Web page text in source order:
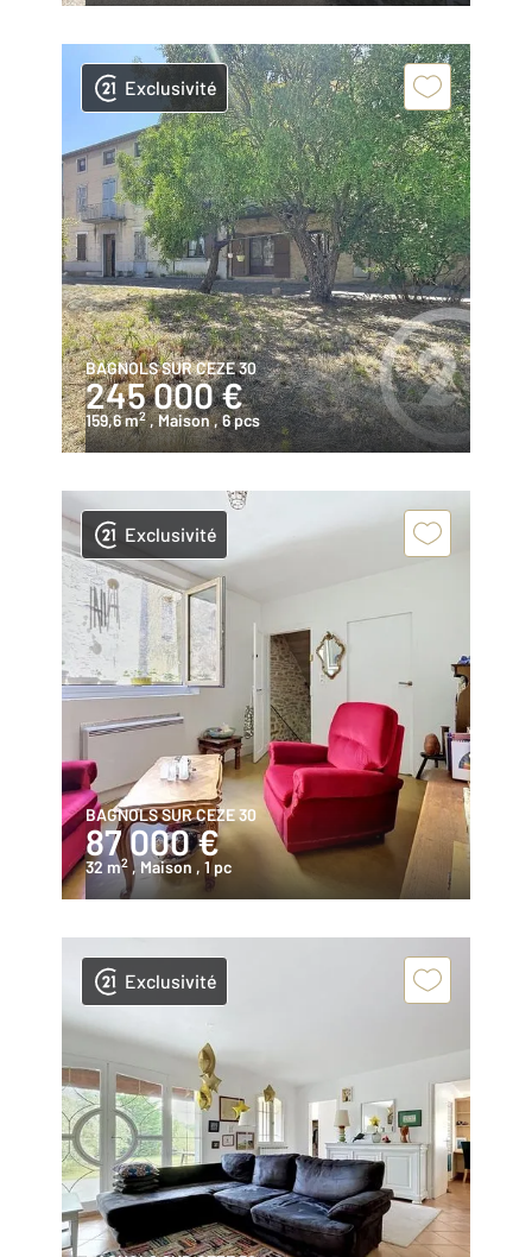
Exclusivité
BAGNOLS SUR CEZE 30
245 000 €
159,6 m2 , Maison, 6 pcs
Exclusivité
BAGNOLS SUR CEZE 30
87 000 €
32 m2 , Maison , 1 pc
Exclusivité